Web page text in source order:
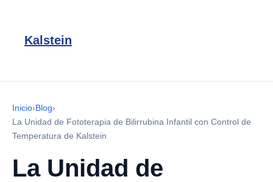
Kalstein
Inicio›Blog›
La Unidad de Fototerapia de Bilirrubina Infantil con Control de
Temperatura de Kalstein
La Unidad de